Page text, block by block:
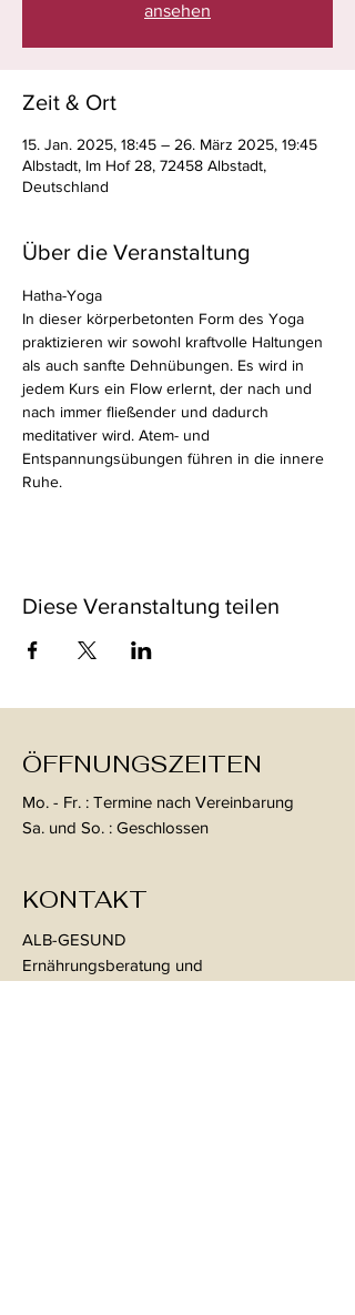
ansehen
Zeit & Ort
15. Jan. 2025, 18:45 – 26. März 2025, 19:45
Albstadt, Im Hof 28, 72458 Albstadt,
Deutschland
Über die Veranstaltung
Hatha-Yoga
In dieser körperbetonten Form des Yoga
praktizieren wir sowohl kraftvolle Haltungen
als auch sanfte Dehnübungen. Es wird in
jedem Kurs ein Flow erlernt, der nach und
nach immer fließender und dadurch
meditativer wird. Atem- und
Entspannungsübungen führen in die innere
Ruhe.
Diese Veranstaltung teilen
ÖFFNUNGSZEITEN
Mo. - Fr. : Termine nach Vereinbarung
Sa. und So. : Geschlossen
KONTAKT
ALB-GESUND
Ernährungsberatung und